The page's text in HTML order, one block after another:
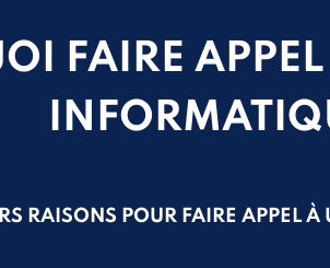
FAIRE
RAISONS POUR FAIRE APPEL